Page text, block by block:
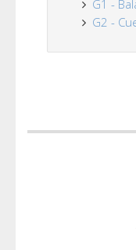
G1 -
G2 -